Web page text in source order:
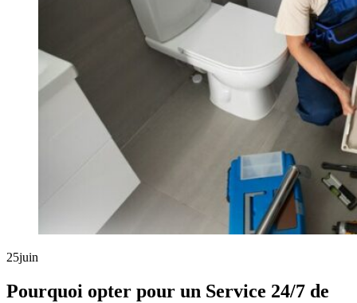
25juin
Pourquoi opter pour un Service 24/7 de